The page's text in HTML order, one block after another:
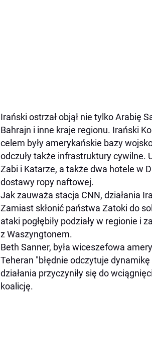
Irański ostrzał objął nie tylko Arabię
Bahrajn i inne kraje regionu. Irański
celem były amerykańskie bazy
odczuły także infrastruktury cywilne.
Zabi i Katarze, a także dwa hotele w
dostawy ropy naftowej.
Jak zauważa stacja CNN, działania
Zamiast skłonić państwa Zatoki do
ataki pogłębiły podziały w regionie i
z Waszyngtonem.
Beth Sanner, była wiceszefowa
Teheran "błędnie odczytuje
działania przyczyniły się do
koalicję.